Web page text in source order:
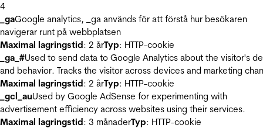
4
_gaGoogle analytics, _ga används för att förstå hur besökaren
navigerar runt på webbplatsen
Maximal lagringstid: 2 årTyp: HTTP-cookie
_ga_#Used to send data to Google Analytics about the visitor's
and behavior. Tracks the visitor across devices and marketing
Maximal lagringstid: 2 årTyp: HTTP-cookie
_gcl_auUsed by Google AdSense for experimenting with
advertisement efficiency across websites using their services.
Maximal lagringstid: 3 månaderTyp: HTTP-cookie